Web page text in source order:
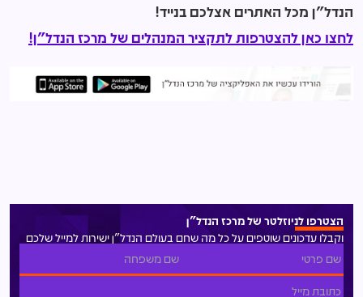
הנדל"ן מכל האתרים אצלכם בנייד!
לחצו כאן להצטרפות לתקציר המנהלים של מרכז הנדל"ן!
הצטרפו לניוזלטר של מרכז הנדל"ן
וקבלו עדכונים שוטפים על כל מה שחם בעולם הנדל"ן ישירות למייל שלכם